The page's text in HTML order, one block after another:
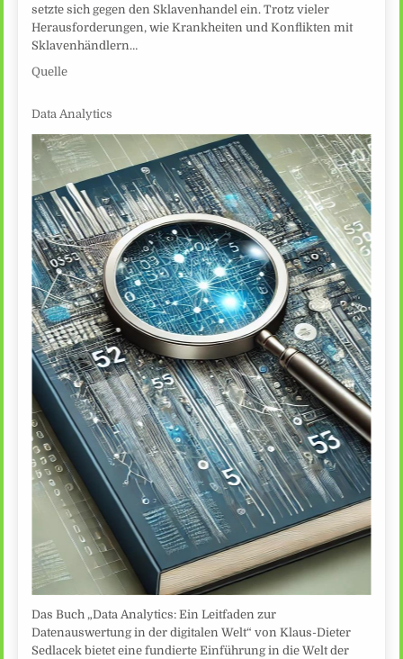
setzte sich gegen den Sklavenhandel ein. Trotz vieler
Herausforderungen, wie Krankheiten und Konflikten mit
Sklavenhändlern…
Quelle
Data Analytics
Das Buch „Data Analytics: Ein Leitfaden zur
Datenauswertung in der digitalen Welt“ von Klaus-Dieter
Sedlacek bietet eine fundierte Einführung in die Welt der